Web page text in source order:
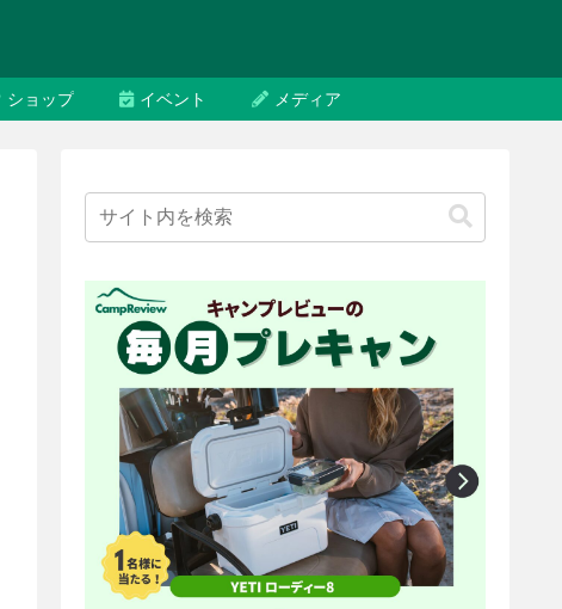
ショップ イベント メディア